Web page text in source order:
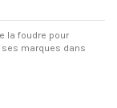
la foudre pour
marques dans